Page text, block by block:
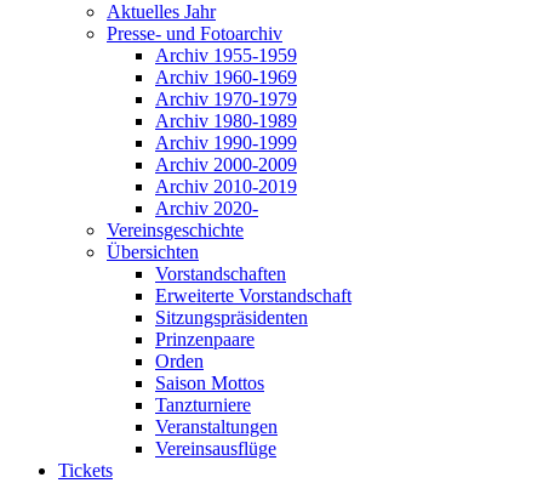
Aktuelles Jahr
Presse- und Fotoarchiv
Archiv 1955-1959
Archiv 1960-1969
Archiv 1970-1979
Archiv 1980-1989
Archiv 1990-1999
Archiv 2000-2009
Archiv 2010-2019
Archiv 2020-
Vereinsgeschichte
Übersichten
Vorstandschaften
Erweiterte Vorstandschaft
Sitzungspräsidenten
Prinzenpaare
Orden
Saison Mottos
Tanzturniere
Veranstaltungen
Vereinsausflüge
Tickets